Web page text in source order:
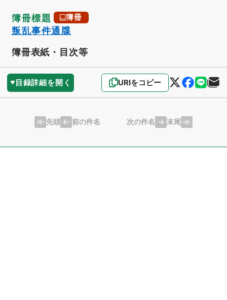
簿冊標題 簿冊
叛乱事件通牒
簿冊表紙・目次等
目録詳細を開く URIをコピー
先頭 前の件名 次の件名 末尾